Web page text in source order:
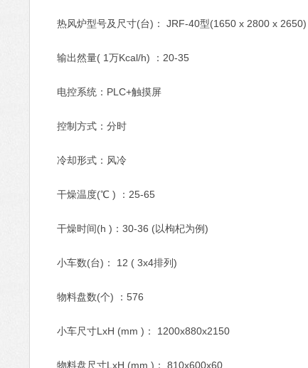
热风炉型号及尺寸(台)： JRF-40型(1650 x 2800 x 2650)
输出然量( 1万Kcal/h) ：20-35
电控系统：PLC+触摸屏
控制方式：分时
冷却形式：风冷
干燥温度(℃ ) ：25-65
干燥时间(h )：30-36 (以枸杞为例)
小车数(台)： 12 ( 3x4排列)
物料盘数(个) ：576
小车尺寸LxH (mm )： 1200x880x2150
物料盘尺寸LxH (mm )： 810x600x60